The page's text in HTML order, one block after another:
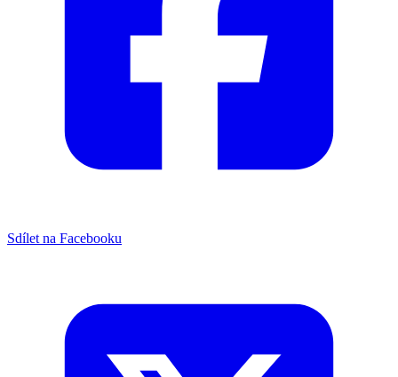
Sdílet na Facebooku